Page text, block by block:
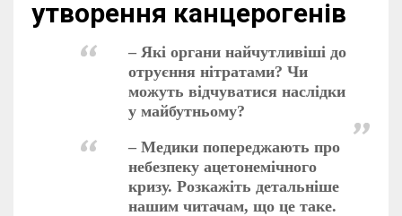
утворення канцерогенів
– Які органи найчутливіші до
отруєння нітратами? Чи
можуть відчуватися наслідки
у майбутньому?
– Медики попереджають про
небезпеку ацетонемічного
кризу. Розкажіть детальніше
нашим читачам, що це таке.